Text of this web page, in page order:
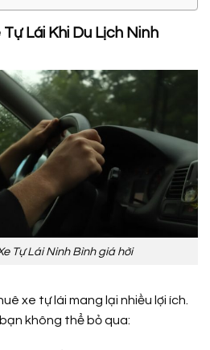
Lái Khi Du Lịch Ninh
Tự Lái Ninh Bình giá hời
xe tự lái mang lại nhiều lợi ích.
không thể bỏ qua: